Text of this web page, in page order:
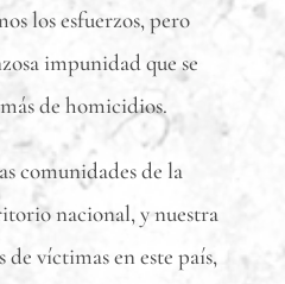
los esfuerzos, pero
impunidad que se
de homicidios.
comunidades de la
nacional, y nuestra
de víctimas en este país,